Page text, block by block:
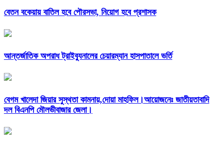
বেতন বকেয়ায় বাতিল হবে পৌরসভা, নিয়োগ হবে প্রশাসক
আন্তর্জাতিক অপরাধ ট্রাইব্যুনালের চেয়ারম্যান হাসপাতালে ভর্তি
বেগম খালেদা জিয়ার সুস্থতা কামনায়,দোয়া মাহফিল।আয়োজনেঃ জাতীয়তাবাদি
দল বিএনপি মৌলভীবাজার জেলা।